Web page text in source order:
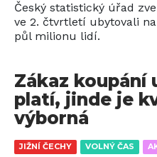
Český statistický úřad
ve 2. čtvrtletí ubytovali
půl milionu lidí.
JIŽNÍ ČECHY VOLNÝ ČAS
Zákaz koupání
platí, jinde je
výborná